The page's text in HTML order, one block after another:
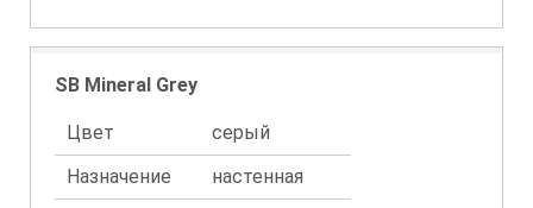
SB Mineral Grey
Цвет
серый
Назначение
настенная